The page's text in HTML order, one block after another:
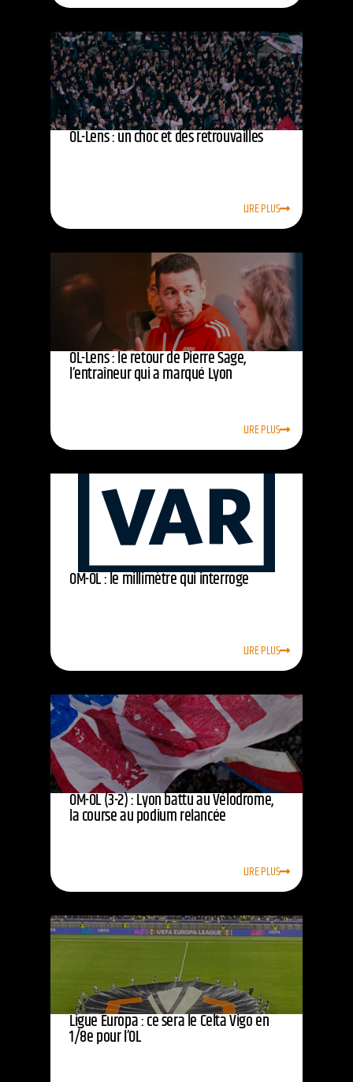
OL-Lens : un choc et des retrouvailles
LIRE PLUS
OL-Lens : le retour de Pierre Sage,
l’entraîneur qui a marqué Lyon
LIRE PLUS
OM-OL : le millimètre qui interroge
LIRE PLUS
OM-OL (3-2) : Lyon battu au Vélodrome,
la course au podium relancée
LIRE PLUS
Ligue Europa : ce sera le Celta Vigo en
1/8e pour l’OL